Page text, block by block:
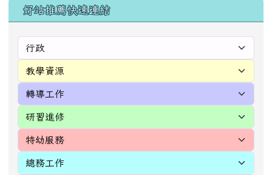
左邊區域內容
好站推薦快速連結